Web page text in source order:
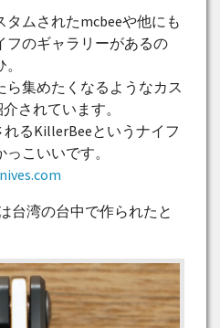
ムされたmcbeeや他にも
フのギャラリーがあるの
ら集めたくなるようなカス
されています。
るKillerBeeというナイフ
こいいです。
は台湾の台中で作られたと